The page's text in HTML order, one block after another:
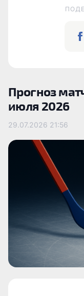
Прогноз
июля 2026
29.07.2026 21:56